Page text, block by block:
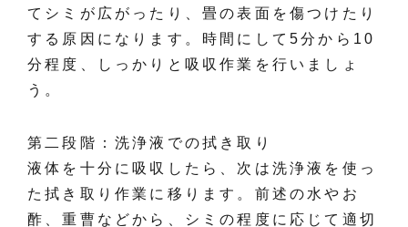
てシミが広がったり、畳の表面を傷つけたり
する原因になります。時間にして5分から10
分程度、しっかりと吸収作業を行いましょ
う。
第二段階：洗浄液での拭き取り
液体を十分に吸収したら、次は洗浄液を使っ
た拭き取り作業に移ります。前述の水やお
酢、重曹などから、シミの程度に応じて適切